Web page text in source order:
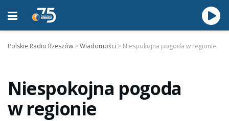
Polskie Radio Rzeszów >Wiadomości > Niespokojna pogoda w regionie
Niespokojna pogoda
w regionie